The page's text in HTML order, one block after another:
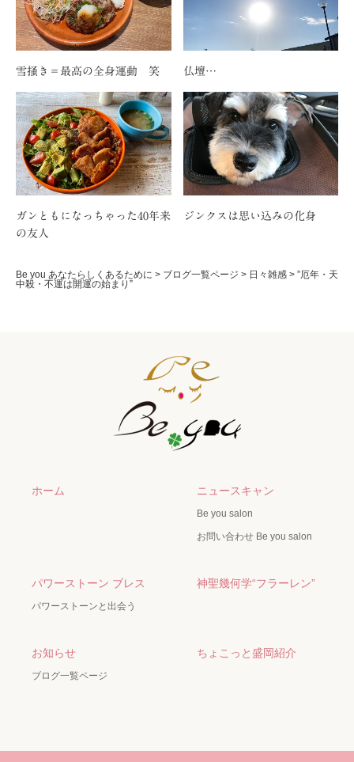
雪掻き＝最高の全身運動 笑 仏壇…
ガンともになっちゃった40年来
の友人
ジンクスは思い込みの化身
Be you あなたらしくあるために > ブログ一覧ページ > 日々雑感 > ”厄年・天
中殺・不運は開運の始まり”
ホーム ニュースキャン
Be you salon
お問い合わせ Be you salon
パワーストーン ブレス
パワーストーンと出会う
神聖幾何学“フラーレン”
お知らせ
ブログ一覧ページ
ちょこっと盛岡紹介